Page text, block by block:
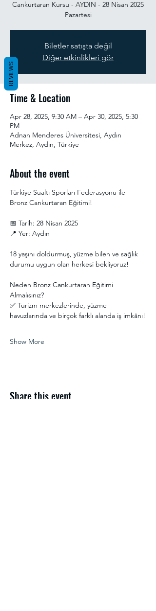
Cankurtaran Kursu - AYDIN - 28 Nisan 2025
Pazartesi
Biletler satışta değil
Diğer etkinlikleri gör
Time & Location
Apr 28, 2025, 9:30 AM – Apr 30, 2025, 5:30
PM
Adnan Menderes Üniversitesi, Aydın
Merkez, Aydın, Türkiye
About the event
Türkiye Sualtı Sporları Federasyonu ile
Bronz Cankurtaran Eğitimi!
📅 Tarih: 28 Nisan 2025
📍 Yer: Aydın
18 yaşını doldurmuş, yüzme bilen ve sağlık
durumu uygun olan herkesi bekliyoruz!
Neden Bronz Cankurtaran Eğitimi
Almalısınız?
✅ Turizm merkezlerinde, yüzme
havuzlarında ve birçok farklı alanda iş imkânı!
Show More
Share this event
REVIEWS